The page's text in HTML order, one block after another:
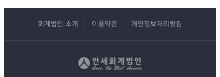
회계법인 소개 이용약관 개인정보처리방침